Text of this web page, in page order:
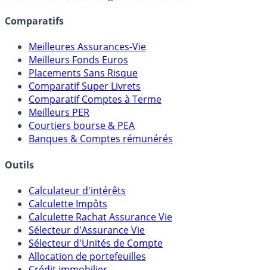
assureurs, sociétés de gestion, CGP, etc.
Comparatifs
Meilleures Assurances-Vie
Meilleurs Fonds Euros
Placements Sans Risque
Comparatif Super Livrets
Comparatif Comptes à Terme
Meilleurs PER
Banques & Comptes rémunérés
Outils
Calculateur d'intérêts
Calculette Impôts
Calculette Rachat Assurance Vie
Sélecteur d'Assurance Vie
Sélecteur d'Unités de Compte